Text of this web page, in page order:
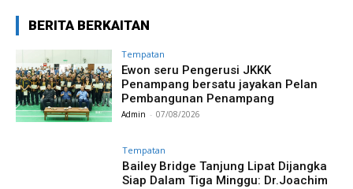
BERITA BERKAITAN
Tempatan
Ewon seru Pengerusi JKKK
Penampang bersatu jayakan Pelan
Pembangunan Penampang
Admin - 07/08/2026
Tempatan
Bailey Bridge Tanjung Lipat Dijangka
Siap Dalam Tiga Minggu: Dr.Joachim